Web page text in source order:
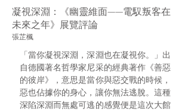
凝視深淵：《幽靈維面——電馭叛客在
未來之年》展覽評論
張芷楓
「當你凝視深淵，深淵也在凝視你。」出
自德國著名哲學家尼采的經典著作《善惡
的彼岸》，意思是當你與惡交戰的時候，
惡也佔據你的身心，讓你無法逃脫。這種
深陷深淵而無處可逃的感覺便是這次大館